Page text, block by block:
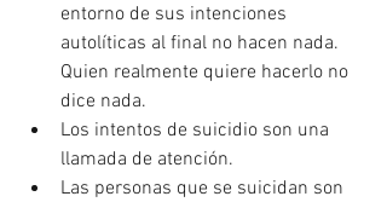
entorno de sus intenciones
autolíticas al final no hacen nada.
Quien realmente quiere hacerlo no
dice nada.
Los intentos de suicidio son una
llamada de atención.
Las personas que se suicidan son